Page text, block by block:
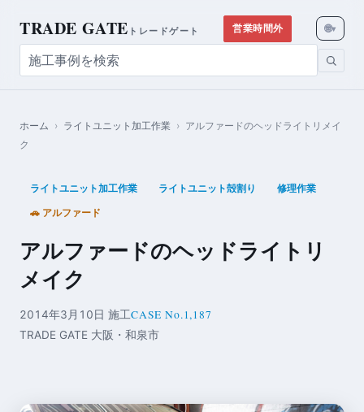
TRADE GATE トレードゲート 営業時間外 🌐▾
ホーム › ライトユニット加工作業 › アルファードのヘッドライトリメイ
ク
ライトユニット加工作業 ライトユニット殻割り 修理作業
🚗 アルファード
アルファードのヘッドライトリ
メイク
2014年3月10日 施工CASE No.1,187
TRADE GATE 大阪・和泉市